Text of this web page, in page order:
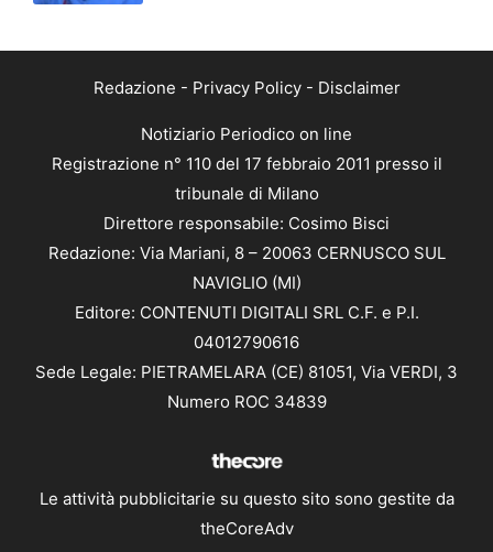
Redazione - Privacy Policy- Disclaimer
Notiziario Periodico on line
Registrazione n° 110 del 17 febbraio 2011 presso il
tribunale di Milano
Direttore responsabile: Cosimo Bisci
Redazione: Via Mariani, 8 – 20063 CERNUSCO SUL
NAVIGLIO (MI)
Editore: CONTENUTI DIGITALI SRL C.F. e P.I.
04012790616
Sede Legale: PIETRAMELARA (CE) 81051, Via VERDI, 3
Numero ROC 34839
Le attività pubblicitarie su questo sito sono gestite da
theCoreAdv